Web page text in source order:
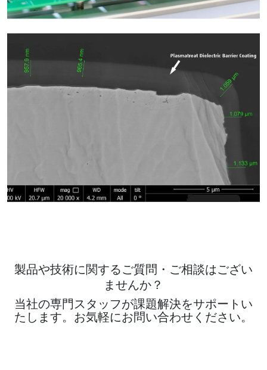
製品や技術に関するご質問・ご相談はござい
ませんか？
当社の専門スタッフが課題解決をサポートい
たします。お気軽にお問い合わせください。